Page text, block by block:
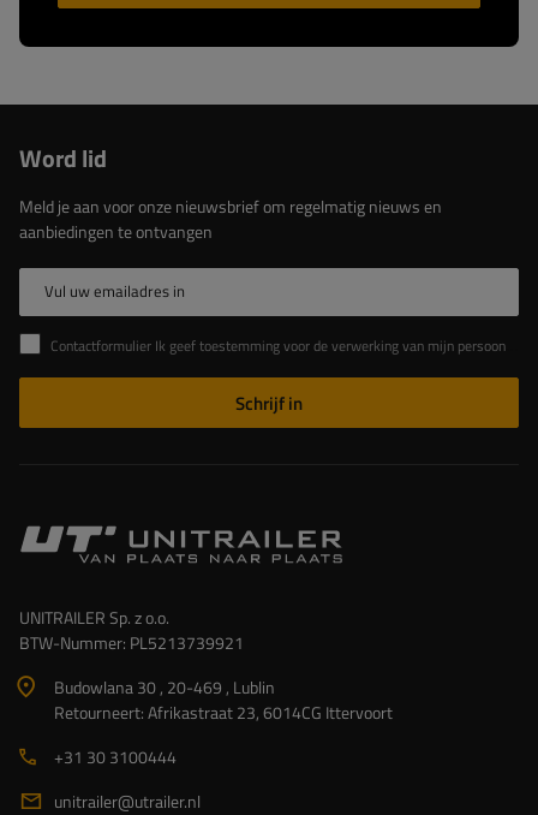
Word lid
Meld je aan voor onze nieuwsbrief om regelmatig nieuws en
aanbiedingen te ontvangen
Vul uw emailadres in
Contactformulier Ik geef toestemming voor de verwerking van mijn persoonlijke gegevens in het contactformulier in overeenstemming met de Verordening van het Europees Parlement en de Raad (EU)
Schrijf in
UNITRAILER Sp. z o.o.
BTW-Nummer: PL5213739921
Budowlana 30 , 20-469 , Lublin
Retourneert: Afrikastraat 23, 6014CG Ittervoort
+31 30 3100444
unitrailer@utrailer.nl